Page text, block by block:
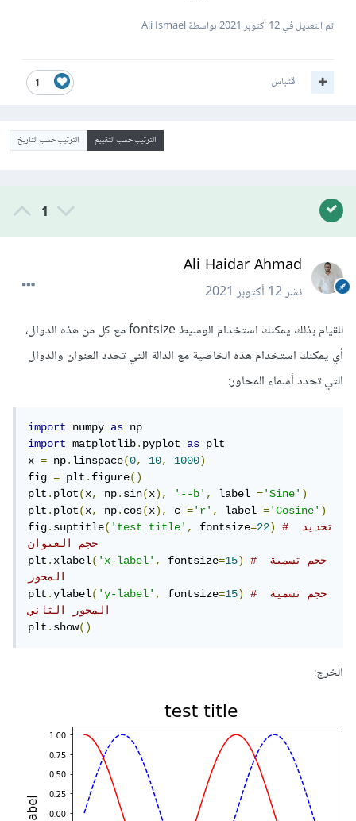
تم التعديل في12 أكتوبر 2021 بواسطة Ali Ismael
1 اقتباس
الترتيب حسب التقييم الترتيب حسب التاريخ
1
Ali Haidar Ahmad
نشر12 أكتوبر 2021
للقيام بذلك يمكنك استخدام الوسيط fontsize مع كل من هذه الدوال،
أي يمكنك استخدام هذه الخاصية مع الدالة التي تحدد العنوان والدوال
التي تحدد أسماء المحاور:
import numpy as
import matplotlib.pyplot as plt
x = np.linspace(0, 10, 1000)
fig = plt.figure()
plt.plot(x, np.sin(x), '--b', label ='Sine')
plt.plot(x, np.cos(x), c ='r', label ='Cosine')
fig.suptitle('test title', fontsize=22)
# تحديد
حجم العنوان
plt.xlabel('x-label', fontsize=15)
# حجم تسمية
المحور
plt.ylabel('y-label', fontsize=15)
# حجم تسمية
المحور الثاني
plt.show()
الخرج: